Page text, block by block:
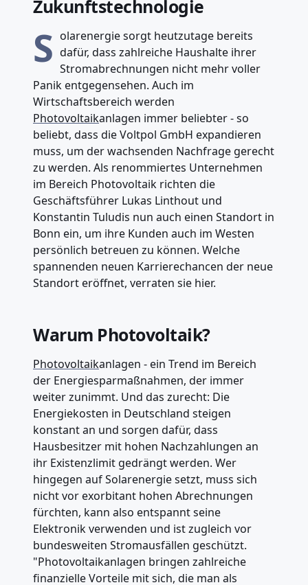
Zukunftstechnologie
S olarenergie sorgt heutzutage bereits
dafür, dass zahlreiche Haushalte ihrer
Stromabrechnungen nicht mehr voller
Panik entgegensehen. Auch im
Wirtschaftsbereich werden
Photovoltaikanlagen immer beliebter - so
beliebt, dass die Voltpol GmbH expandieren
muss, um der wachsenden Nachfrage gerecht
zu werden. Als renommiertes Unternehmen
im Bereich Photovoltaik richten die
Geschäftsführer Lukas Linthout und
Konstantin Tuludis nun auch einen Standort in
Bonn ein, um ihre Kunden auch im Westen
persönlich betreuen zu können. Welche
spannenden neuen Karrierechancen der neue
Standort eröffnet, verraten sie hier.
Warum Photovoltaik?
Photovoltaikanlagen - ein Trend im Bereich
der Energiesparmaßnahmen, der immer
weiter zunimmt. Und das zurecht: Die
Energiekosten in Deutschland steigen
konstant an und sorgen dafür, dass
Hausbesitzer mit hohen Nachzahlungen an
ihr Existenzlimit gedrängt werden. Wer
hingegen auf Solarenergie setzt, muss sich
nicht vor exorbitant hohen Abrechnungen
fürchten, kann also entspannt seine
Elektronik verwenden und ist zugleich vor
bundesweiten Stromausfällen geschützt.
"Photovoltaikanlagen bringen zahlreiche
finanzielle Vorteile mit sich, die man als